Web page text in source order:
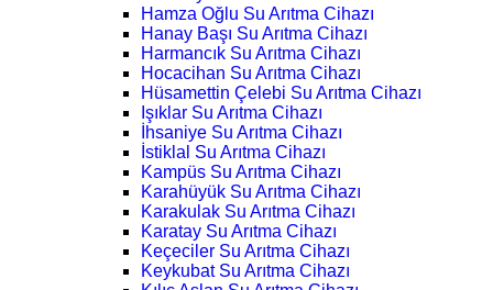
Hamza Oğlu Su Arıtma Cihazı
Hanay Başı Su Arıtma Cihazı
Harmancık Su Arıtma Cihazı
Hocacihan Su Arıtma Cihazı
Hüsamettin Çelebi Su Arıtma Cihazı
Işıklar Su Arıtma Cihazı
İhsaniye Su Arıtma Cihazı
İstiklal Su Arıtma Cihazı
Kampüs Su Arıtma Cihazı
Karahüyük Su Arıtma Cihazı
Karakulak Su Arıtma Cihazı
Karatay Su Arıtma Cihazı
Keçeciler Su Arıtma Cihazı
Keykubat Su Arıtma Cihazı